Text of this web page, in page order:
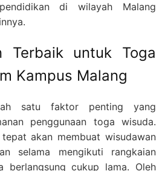
di wilayah Malang
Terbaik untuk Toga
Kampus Malang
satu faktor penting yang
penggunaan toga wisuda.
akan membuat wisudawan
selama mengikuti rangkaian
berlangsung cukup lama. Oleh